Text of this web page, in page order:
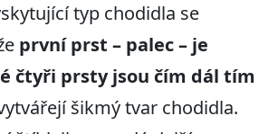
typ chodidla se
první prst – palec – je
čtyři prsty jsou čím dál tím
šikmý tvar chodidla.